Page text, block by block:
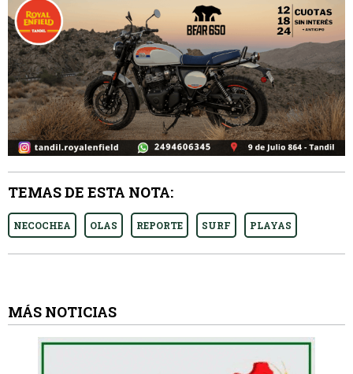
TEMAS DE ESTA NOTA:
NECOCHEA OLAS REPORTE SURF PLAYAS
MÁS NOTICIAS